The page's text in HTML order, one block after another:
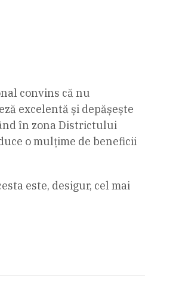
convins că nu
excelentă și depășește
în zona Districtului
o mulțime de beneficii
este, desigur, cel mai